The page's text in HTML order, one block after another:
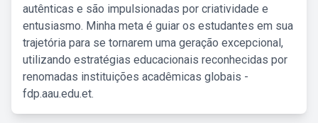
autênticas e são impulsionadas por criatividade e
entusiasmo. Minha meta é guiar os estudantes em sua
trajetória para se tornarem uma geração excepcional,
utilizando estratégias educacionais reconhecidas por
renomadas instituições acadêmicas globais -
fdp.aau.edu.et.